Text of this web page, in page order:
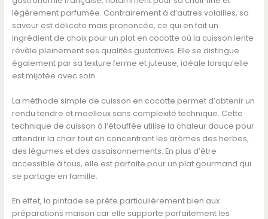
légèrement parfumée. Contrairement à d’autres volailles, sa
saveur est délicate mais prononcée, ce qui en fait un
ingrédient de choix pour un plat en cocotte où la cuisson lente
révèle pleinement ses qualités gustatives. Elle se distingue
également par sa texture ferme et juteuse, idéale lorsqu’elle
est mijotée avec soin.
La méthode simple de cuisson en cocotte permet d’obtenir un
rendu tendre et moelleux sans complexité technique. Cette
technique de cuisson à l’étouffée utilise la chaleur douce pour
attendrir la chair tout en concentrant les arômes des herbes,
des légumes et des assaisonnements. En plus d’être
accessible à tous, elle est parfaite pour un plat gourmand qui
se partage en famille.
En effet, la pintade se prête particulièrement bien aux
préparations maison car elle supporte parfaitement les